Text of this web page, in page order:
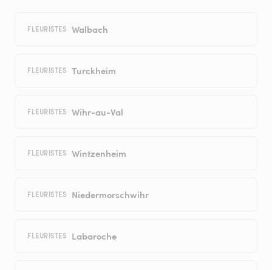
FLEURISTES Walbach
FLEURISTES Turckheim
FLEURISTES Wihr-au-Val
FLEURISTES Wintzenheim
FLEURISTES Niedermorschwihr
FLEURISTES Labaroche